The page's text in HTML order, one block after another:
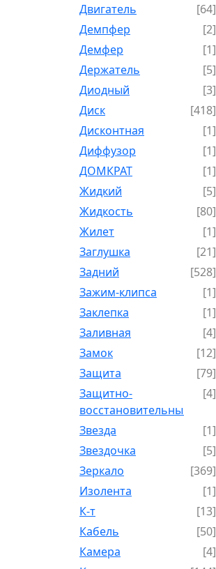
Двигатель
[64]
Демпфер
[2]
Демфер
[1]
Держатель
[5]
Диодный
[3]
Диск
[418]
Дисконтная
[1]
Диффузор
[1]
ДОМКРАТ
[1]
Жидкий
[5]
Жидкость
[80]
Жилет
[1]
Заглушка
[21]
Задний
[528]
Зажим-клипса
[1]
Заклепка
[1]
Заливная
[4]
Замок
[12]
Защита
[79]
Защитно-
восстановительный
[4]
Звезда
[1]
Звездочка
[5]
Зеркало
[369]
Изолента
[1]
К-т
[13]
Кабель
[50]
Камера
[4]